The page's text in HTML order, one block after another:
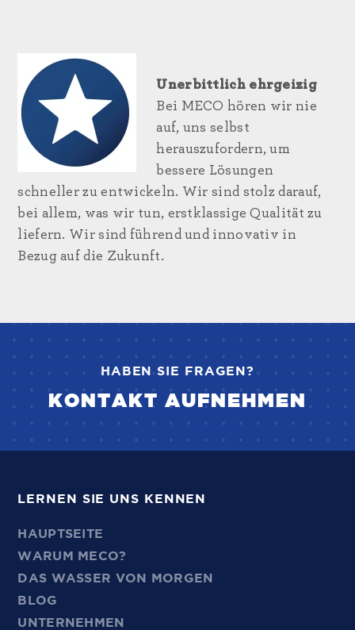
Unerbittlich ehrgeizig
Bei MECO hören wir nie
auf, uns selbst
herauszufordern, um
bessere Lösungen
schneller zu entwickeln. Wir sind stolz darauf,
bei allem, was wir tun, erstklassige Qualität zu
liefern. Wir sind führend und innovativ in
Bezug auf die Zukunft.
HABEN SIE FRAGEN?
KONTAKT AUFNEHMEN
LERNEN SIE UNS KENNEN
HAUPTSEITE
WARUM MECO?
DAS WASSER VON MORGEN
BLOG
UNTERNEHMEN